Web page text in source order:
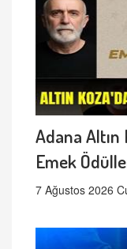
Adana Altın
Emek
7 Ağustos 2026